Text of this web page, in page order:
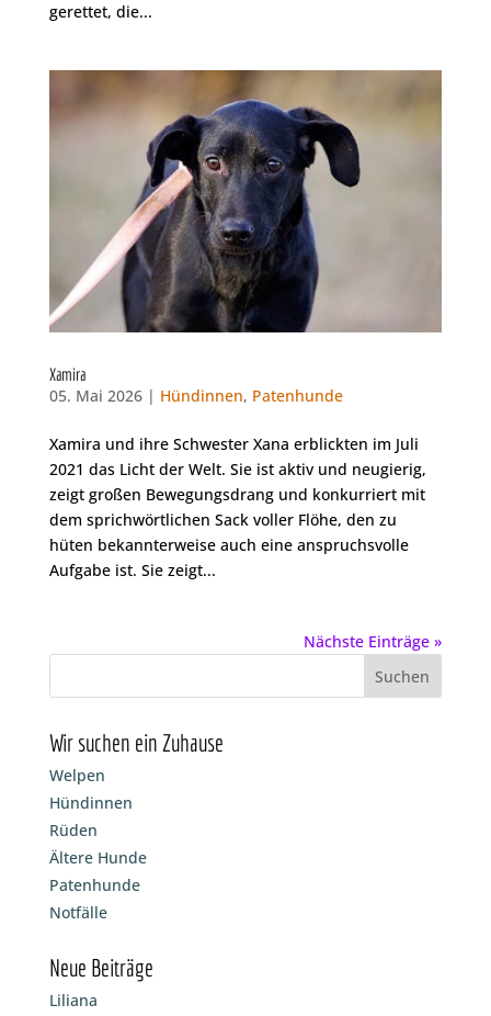
gerettet, die...
Xamira
05. Mai 2026 | Hündinnen, Patenhunde
Xamira und ihre Schwester Xana erblickten im Juli
2021 das Licht der Welt. Sie ist aktiv und neugierig,
zeigt großen Bewegungsdrang und konkurriert mit
dem sprichwörtlichen Sack voller Flöhe, den zu
hüten bekannterweise auch eine anspruchsvolle
Aufgabe ist. Sie zeigt...
Nächste Einträge »
Wir suchen ein Zuhause
Welpen
Hündinnen
Rüden
Ältere Hunde
Patenhunde
Notfälle
Neue Beiträge
Liliana